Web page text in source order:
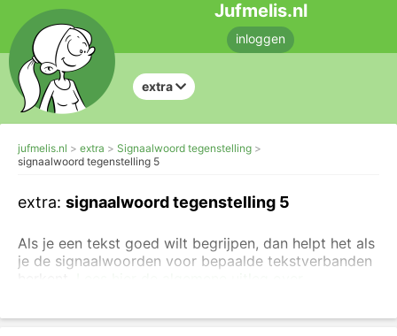
Jufmelis.nl
inloggen
extra
jufmelis.nl extra
Signaalwoord tegenstelling
signaalwoord tegenstelling 5
extra: signaalwoord tegenstelling 5
Als je een tekst goed wilt begrijpen, dan helpt het als
je de signaalwoorden voor bepaalde tekstverbanden